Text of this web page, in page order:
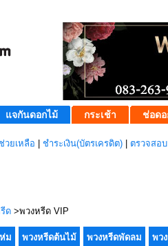
แจกันดอกไม้ กระเช้า ช่อดอ
วยเหลือ ชำระเงิน(บัตรเครดิต) ตรวจสอ
ด >พวงหรีด VIP
ม พวงหรีดต้นไม้ พวงหรีดพัดลม พว